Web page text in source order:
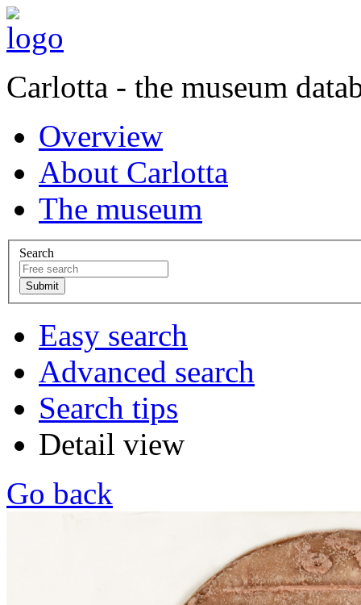
Carlotta - the museum
Overview
About Carlotta
The museum
Search
Easy search
Advanced search
Search tips
Detail view
Go back